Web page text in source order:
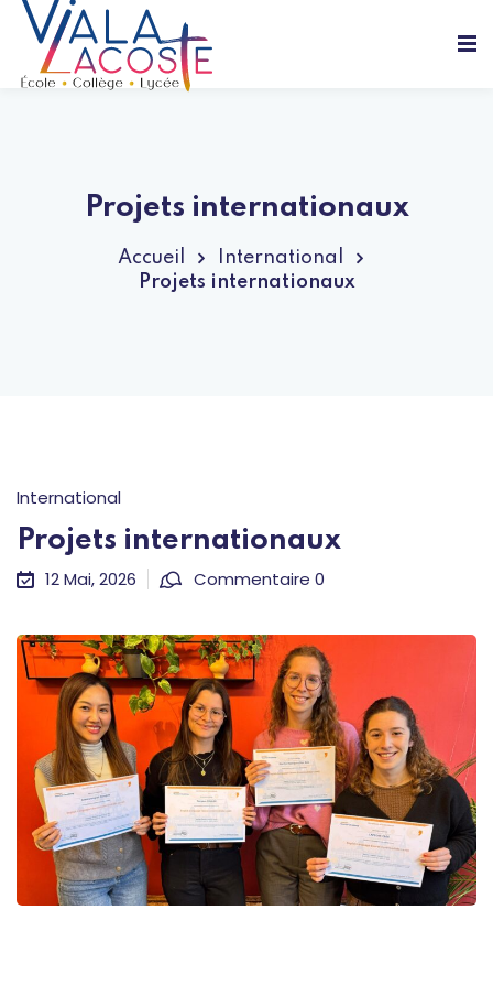
Projets internationaux
Accueil
International
Projets internationaux
International
Projets internationaux
12 Mai, 2026 Commentaire 0